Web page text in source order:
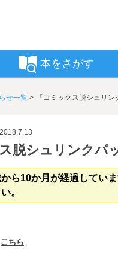
本をさがす
せ一覧 「コミックス脱シュリ
2018.7.13
ス脱シュリンク
ら10か月が経過してい
。
こちら